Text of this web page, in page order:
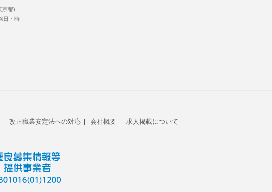
京都)
日・時
改正職業安定法への対応 会社概要 求人掲載について